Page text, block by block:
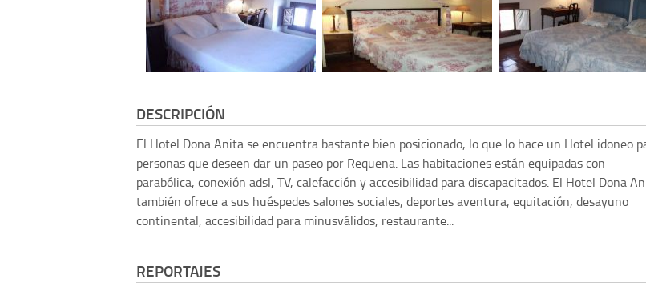
DESCRIPCIÓN
El Hotel Dona Anita se encuentra bastante bien posicionado, lo que lo hace un Hotel idoneo
personas que deseen dar un paseo por Requena. Las habitaciones están equipadas con
parabólica, conexión adsl, TV, calefacción y accesibilidad para discapacitados. El Hotel Dona
también ofrece a sus huéspedes salones sociales, deportes aventura, equitación, desayuno
continental, accesibilidad para minusválidos, restaurante...
REPORTAJES